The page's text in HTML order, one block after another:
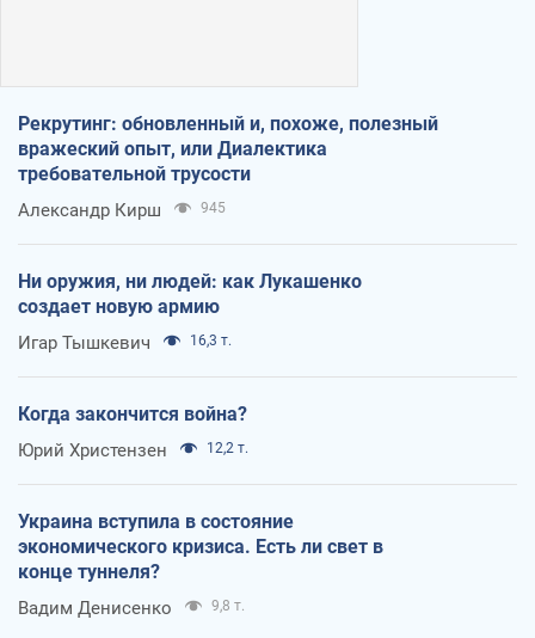
Рекрутинг: обновленный и, похоже, полезный
вражеский опыт, или Диалектика
требовательной трусости
Александр Кирш 945
Ни оружия, ни людей: как Лукашенко
создает новую армию
Игар Тышкевич 16,3 т.
Когда закончится война?
Юрий Христензен 12,2 т.
Украина вступила в состояние
экономического кризиса. Есть ли свет в
конце туннеля?
Вадим Денисенко 9,8 т.